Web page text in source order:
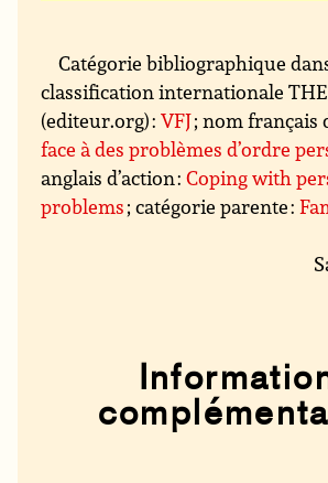
Catégorie bibliographique
classification internationale
(editeur.org) :VFJ; nom français
face à des problèmes d’ordre
anglais d’action :Coping with
problems; catégorie parente :